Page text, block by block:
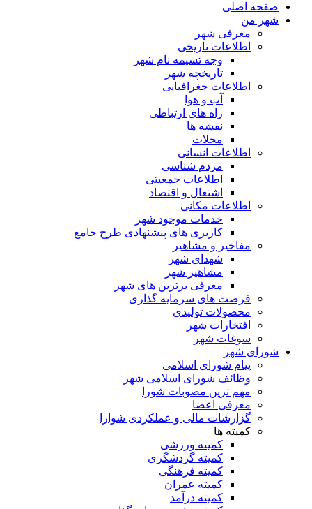
صفحه اصلی
شهر من
معرفی شهر
اطلاعات تاریخی
وجه تسیمه نام شهر
تاریخچه شهر
اطلاعات جغرافیایی
آب و هوا
راه های ارتباطی
نقشه ها
محلات
اطلاعات انسانی
مردم شناسی
اطلاعات جمعیتی
اشتغال و اقتصاد
اطلاعات مکانی
خدمات موجود شهر
کاربری های پیشنهادی طرح جامع
مفاخیر و مشاهیر
شهدای شهر
مشاهیر شهر
معرفی برترین های شهر
فرصت های سرمایه گذاری
محصولات تولیدی
افتخارات شهر
سوغات شهر
شورای شهر
پیام شورای اسلامی
وظائف شورای اسلامی شهر
مهم ترین مصوبات شورا
معرفی اعضا
گزارشات مالی و عملکردی شوارا
کمیته ها
کمیته ورزشی
کمیته گردشگری
کمیته فرهنگی
کمیته عمران
کمیته درآمد